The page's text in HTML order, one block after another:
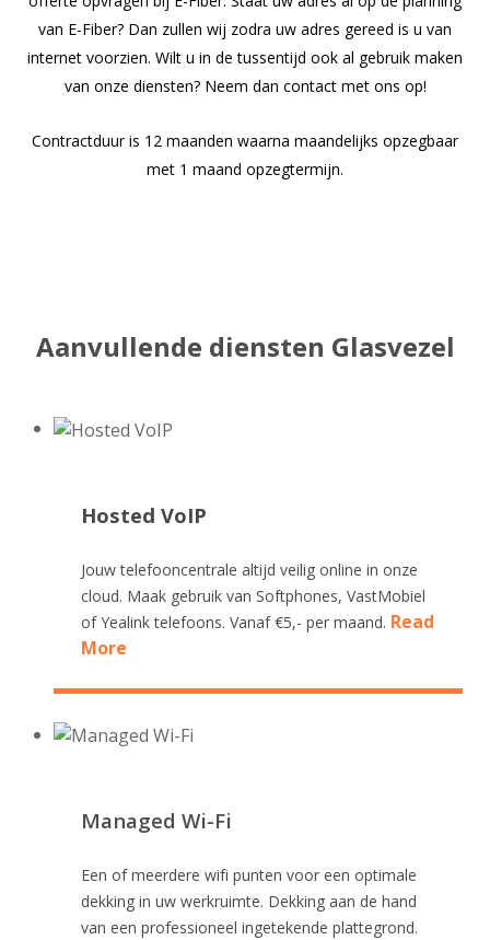
van E-Fiber? Dan zullen wij zodra uw adres gereed is u van
internet voorzien. Wilt u in de tussentijd ook al gebruik maken
van onze diensten? Neem dan contact met ons op!
Contractduur is 12 maanden waarna maandelijks opzegbaar
met 1 maand opzegtermijn.
Aanvullende diensten Glasvezel
Hosted VoIP
Jouw telefooncentrale altijd veilig online in onze
cloud. Maak gebruik van Softphones, VastMobiel
of Yealink telefoons. Vanaf €5,- per maand. Read
More
Managed Wi-Fi
Een of meerdere wifi punten voor een optimale
dekking in uw werkruimte. Dekking aan de hand
van een professioneel ingetekende plattegrond.